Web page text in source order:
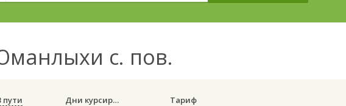
с. пов.
пути Дни курсирования Тариф